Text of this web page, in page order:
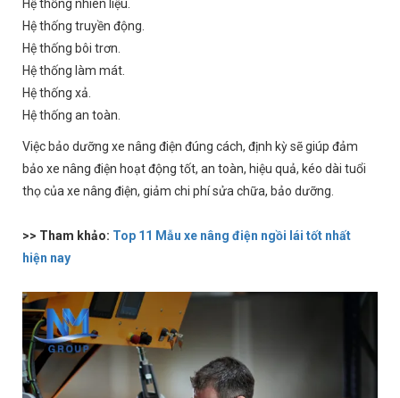
Hệ thống nhiên liệu.
Hệ thống truyền động.
Hệ thống bôi trơn.
Hệ thống làm mát.
Hệ thống xả.
Hệ thống an toàn.
Việc bảo dưỡng xe nâng điện đúng cách, định kỳ sẽ giúp đảm
bảo xe nâng điện hoạt động tốt, an toàn, hiệu quả, kéo dài tuổi
thọ của xe nâng điện, giảm chi phí sửa chữa, bảo dưỡng.
>> Tham khảo: Top 11 Mẫu xe nâng điện ngồi lái tốt nhất
hiện nay